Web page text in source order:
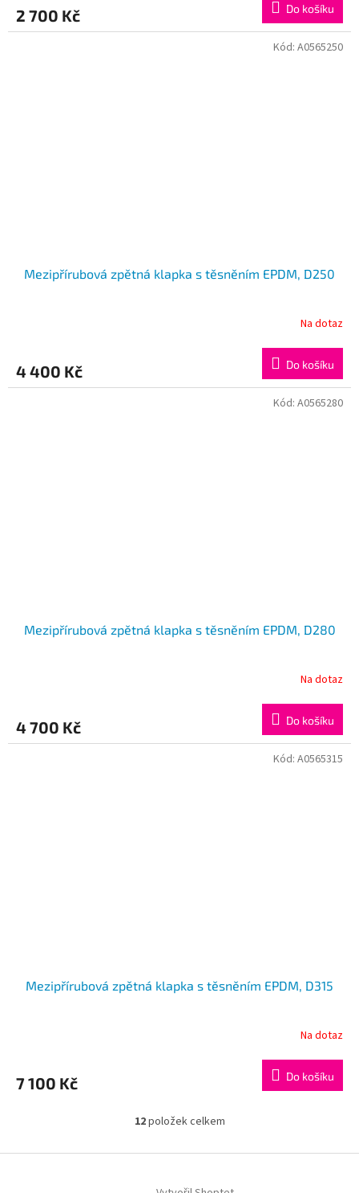
2 700 Kč Do košíku
Mezipřírubová zpětná klapka s těsněním EPDM, D250
Na dotaz
4 400 Kč Do košíku
Kód: A0565250
Mezipřírubová zpětná klapka s těsněním EPDM, D280
Na dotaz
4 700 Kč Do košíku
Kód: A0565280
Mezipřírubová zpětná klapka s těsněním EPDM, D315
Na dotaz
7 100 Kč Do košíku
Kód: A0565315
O
l
d
12položek celkem